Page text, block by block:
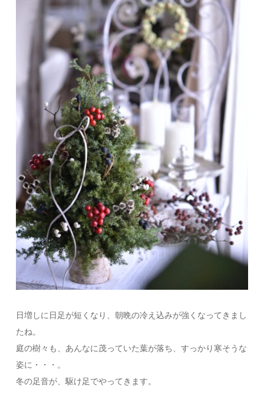
日増しに日足が短くなり、朝晩の冷え込みが強くなってきまし
たね。
庭の樹々も、あんなに茂っていた葉が落ち、すっかり寒そうな
姿に・・・。
冬の足音が、駆け足でやってきます。